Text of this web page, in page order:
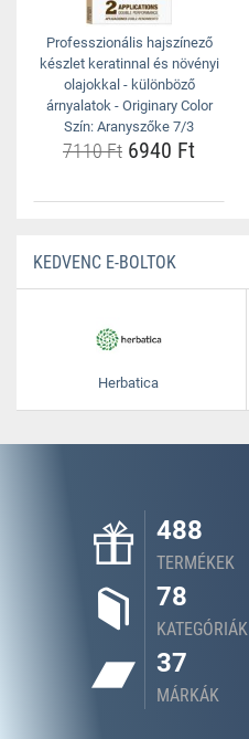
Professzionális hajszínező
készlet keratinnal és növényi
olajokkal - különböző
árnyalatok - Originary Color
Szín: Aranyszőke 7/3
7110 Ft 6940 Ft
KEDVENC E-BOLTOK
Herbatica
488
TERMÉKEK
78
KATEGÓRIÁK
37
MÁRKÁK